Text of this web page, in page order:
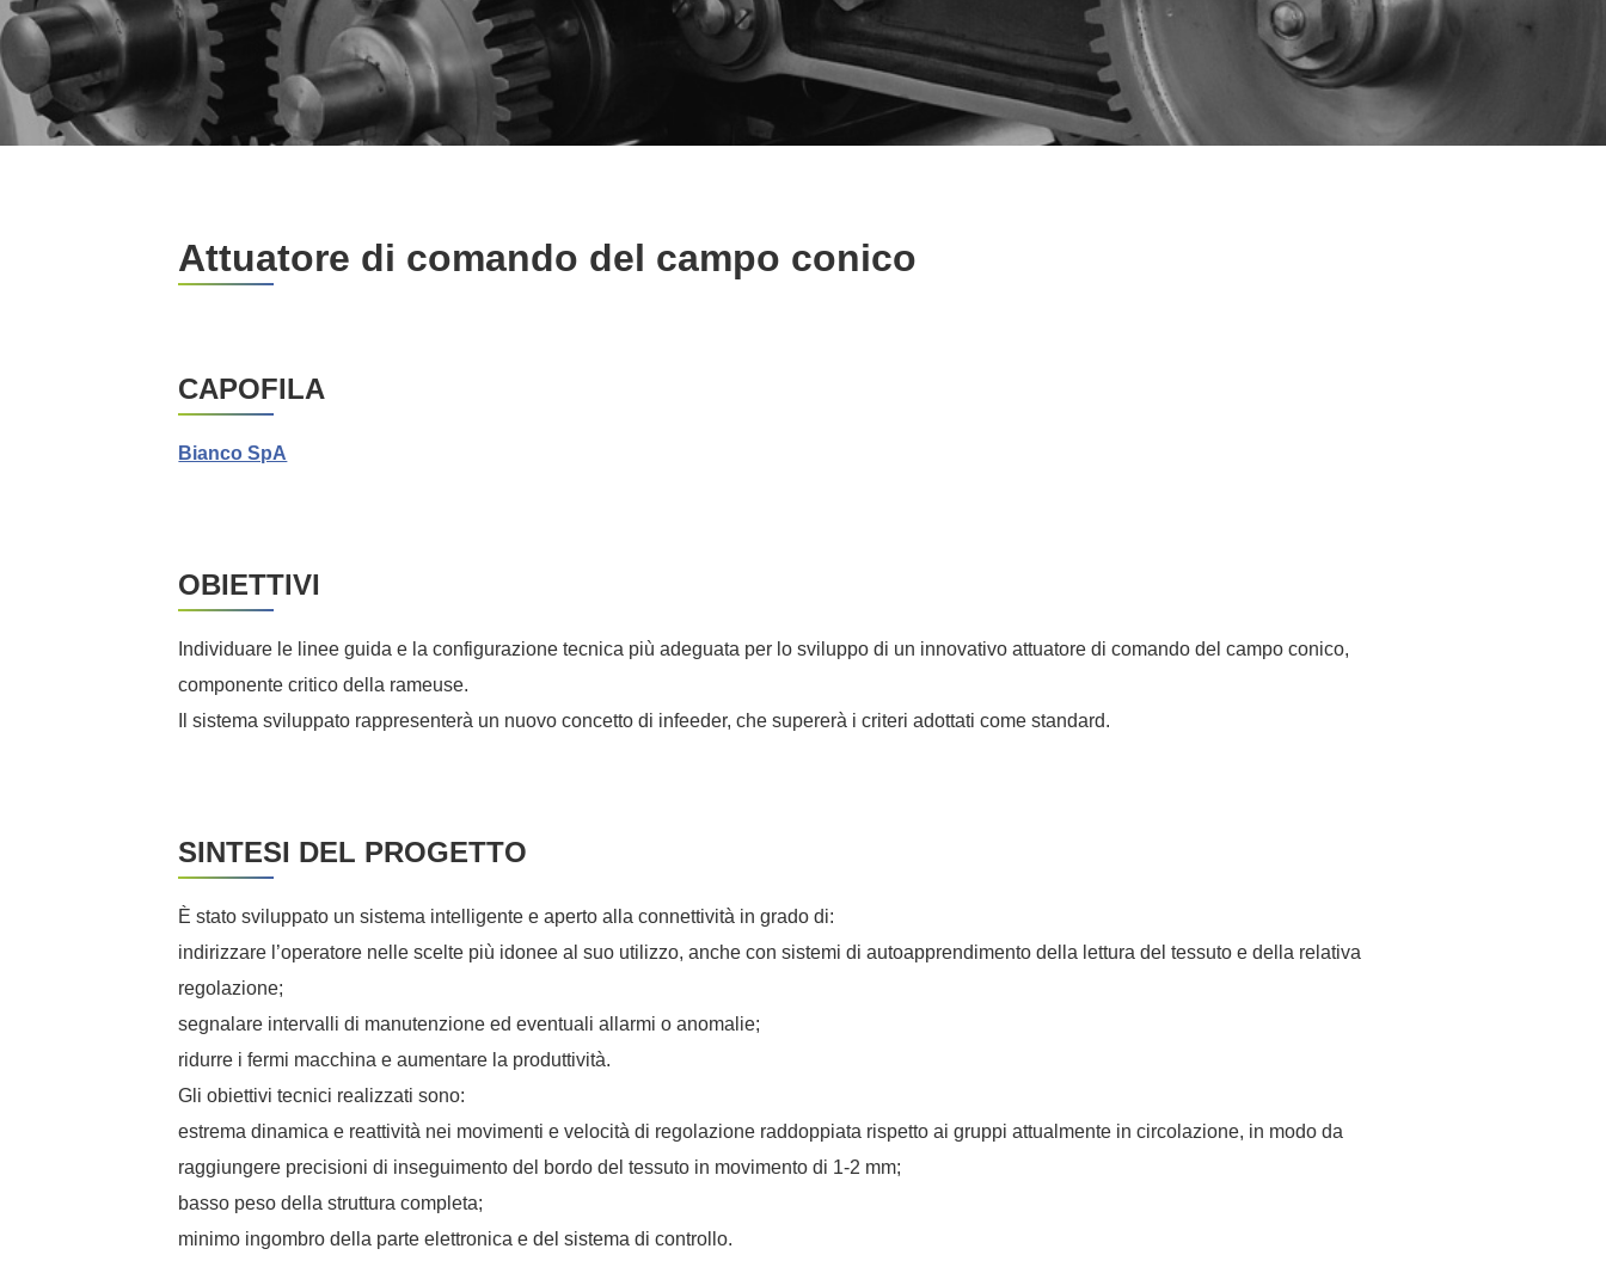
Attuatore di comando del campo conico
CAPOFILA
Bianco SpA
OBIETTIVI
Individuare le linee guida e la configurazione tecnica più adeguata per lo sviluppo di un innovativo attuatore di comando del campo conico,
componente critico della rameuse.
Il sistema sviluppato rappresenterà un nuovo concetto di infeeder, che supererà i criteri adottati come standard.
SINTESI DEL PROGETTO
È stato sviluppato un sistema intelligente e aperto alla connettività in grado di:
indirizzare l’operatore nelle scelte più idonee al suo utilizzo, anche con sistemi di autoapprendimento della lettura del tessuto e della relativa
regolazione;
segnalare intervalli di manutenzione ed eventuali allarmi o anomalie;
ridurre i fermi macchina e aumentare la produttività.
Gli obiettivi tecnici realizzati sono:
estrema dinamica e reattività nei movimenti e velocità di regolazione raddoppiata rispetto ai gruppi attualmente in circolazione, in modo da
raggiungere precisioni di inseguimento del bordo del tessuto in movimento di 1-2 mm;
basso peso della struttura completa;
minimo ingombro della parte elettronica e del sistema di controllo.